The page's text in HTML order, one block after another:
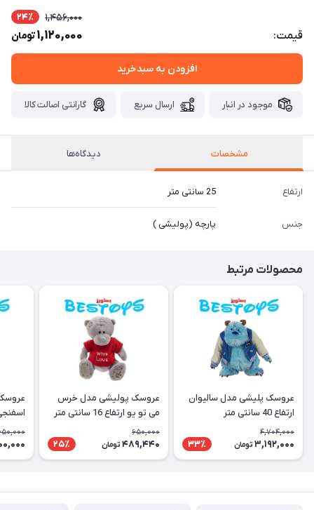
قیمت:
1,456,000 24٪
1,120,000تومان
افزودن به سبدخرید
موجود در انبار ارسال سریع گارانتی اصالت کالا
مشخصات دیدگاه‌ها
ارتفاع 25 سانتی متر
جنس پارچه (پولیشی )
محصولات مرتبط
عروسک پلیشی مدل سالیوان
ارتفاع 40 سانتی متر
4,704,000
3,192,000 تومان 33٪
عروسک پولیشی مدل خرس
می تو یو ارتفاع 16 سانتی متر
650,000
489,440 تومان 25٪
اسفنجی